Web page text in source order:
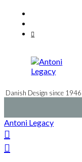
Videre
indhold
Danish Design since 1946
Antoni Legacy